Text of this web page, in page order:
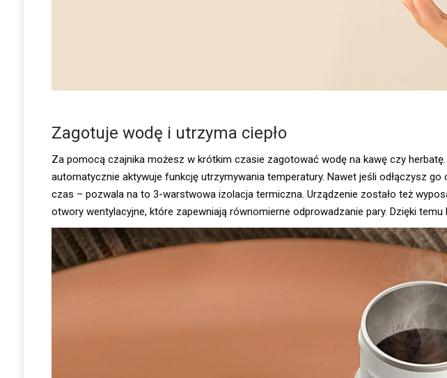
Zagotuje wodę i utrzyma ciepło
Za pomocą czajnika możesz w krótkim czasie zagotować wodę na kawę czy
automatycznie aktywuje funkcję utrzymywania temperatury. Nawet jeśli odłączysz go
czas – pozwala na to 3-warstwowa izolacja termiczna. Urządzenie zostało też
otwory wentylacyjne, które zapewniają równomierne odprowadzanie pary. Dzięki